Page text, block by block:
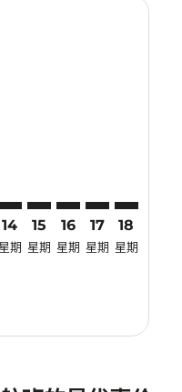
14
期
15
星期
16
星期
17
星期
18
星期